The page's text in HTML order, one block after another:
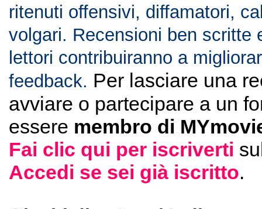
ritenuti offensivi, diffamatori,
volgari. Recensioni ben scritte
lettori contribuiranno a
feedback. Per lasciare una
avviare o partecipare a un
essere membro di
Fai clic qui per iscriverti
Accedi se sei già iscritto.